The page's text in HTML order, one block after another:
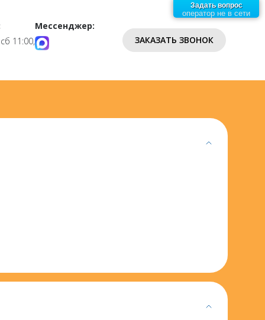
11:00,
Мессенджер:
ЗАКАЗАТЬ ЗВОНОК
Задать вопрос
оператор не в сети